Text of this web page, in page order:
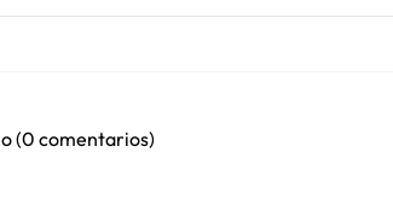
(0 comentarios)